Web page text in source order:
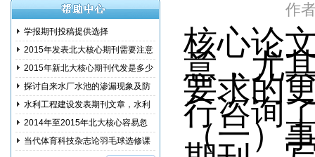
作
核心论
意，尤
要求的
行咨询
（一）
学报期刊投稿提供选择
2015年发表北大核心期刊需要注意
事项2015年新北大核心期刊代发是多少
钱?探讨自来水厂水池的渗漏现象及防
范措水利工程建设发表期刊文章，水利
建设2014年至2015年北大核心容易忽
略的问
当代体育科技杂志论羽毛球选修课